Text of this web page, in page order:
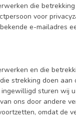
die
voor
e-mailadres
en die
strekking doen
sturen wij
ons door andere
omdat de